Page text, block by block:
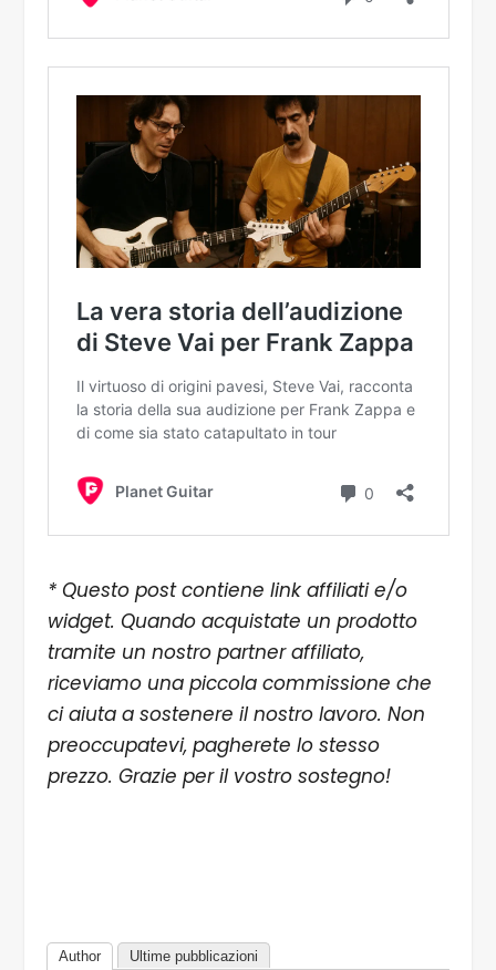
* Questo post contiene link affiliati e/o
widget. Quando acquistate un prodotto
tramite un nostro partner affiliato,
riceviamo una piccola commissione che
ci aiuta a sostenere il nostro lavoro. Non
preoccupatevi, pagherete lo stesso
prezzo. Grazie per il vostro sostegno!
Author Ultime pubblicazioni